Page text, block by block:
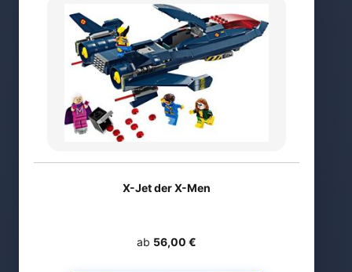
X-Jet der X-Men
ab 56,00 €